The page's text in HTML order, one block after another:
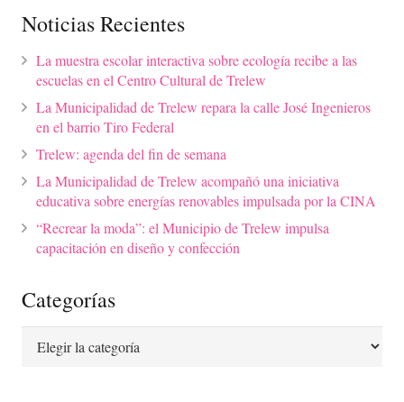
Noticias Recientes
La muestra escolar interactiva sobre ecología recibe a las
escuelas en el Centro Cultural de Trelew
La Municipalidad de Trelew repara la calle José Ingenieros
en el barrio Tiro Federal
Trelew: agenda del fin de semana
La Municipalidad de Trelew acompañó una iniciativa
educativa sobre energías renovables impulsada por la CINA
“Recrear la moda”: el Municipio de Trelew impulsa
capacitación en diseño y confección
Categorías
Categorías